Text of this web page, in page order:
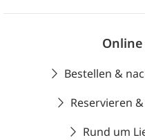
Bestellen &
Reservieren
Rund um